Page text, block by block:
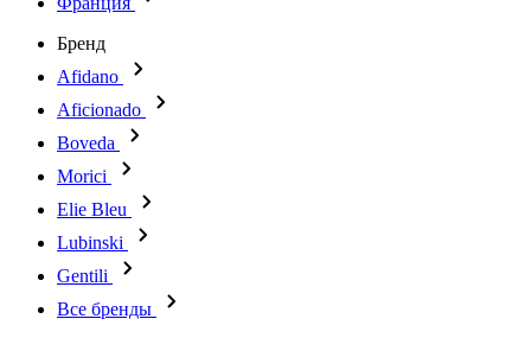
Бренд
Afidano
Aficionado
Boveda
Morici
Elie Bleu
Lubinski
Gentili
Все бренды